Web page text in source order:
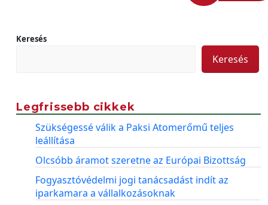
Keresés
Keresés
Legfrissebb cikkek
Szükségessé válik a Paksi Atomerőmű teljes
leállítása
Olcsóbb áramot szeretne az Európai Bizottság
Fogyasztóvédelmi jogi tanácsadást indít az
iparkamara a vállalkozásoknak